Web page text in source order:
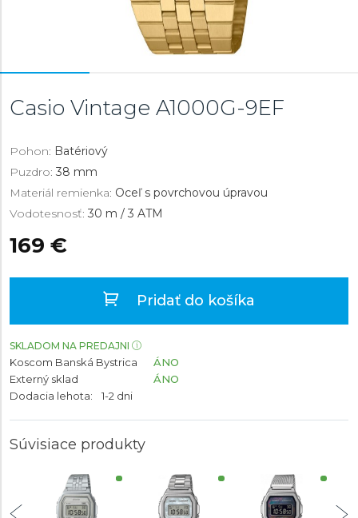
Casio Vintage A1000G-9EF
Pohon: Batériový
Puzdro: 38 mm
Materiál remienka: Oceľ s povrchovou úpravou
Vodotesnosť: 30 m / 3 ATM
169 €
Pridať do košíka
SKLADOM NA PREDAJNI
Koscom Banská Bystrica
ÁNO
Externý sklad
ÁNO
Dodacia lehota:
1-2 dni
Súvisiace produkty